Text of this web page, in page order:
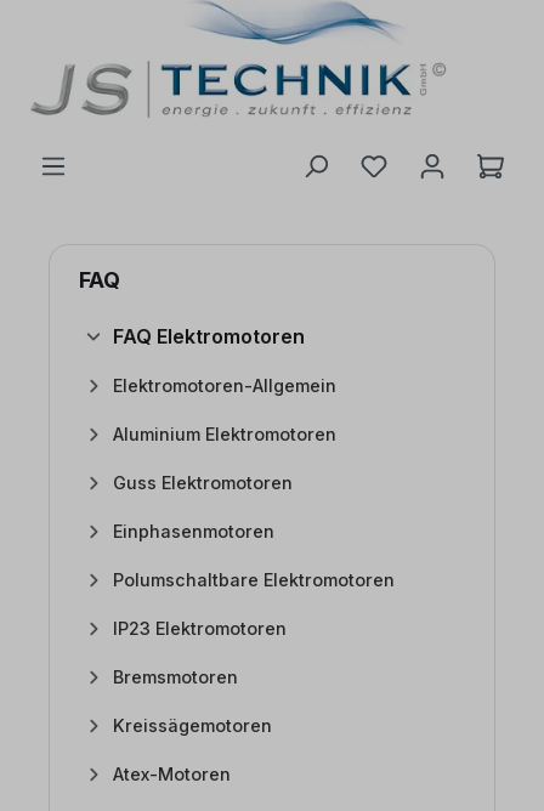
FAQ
FAQ Elektromotoren
Elektromotoren-Allgemein
Aluminium Elektromotoren
Guss Elektromotoren
Einphasenmotoren
Polumschaltbare Elektromotoren
IP23 Elektromotoren
Bremsmotoren
Kreissägemotoren
Atex-Motoren